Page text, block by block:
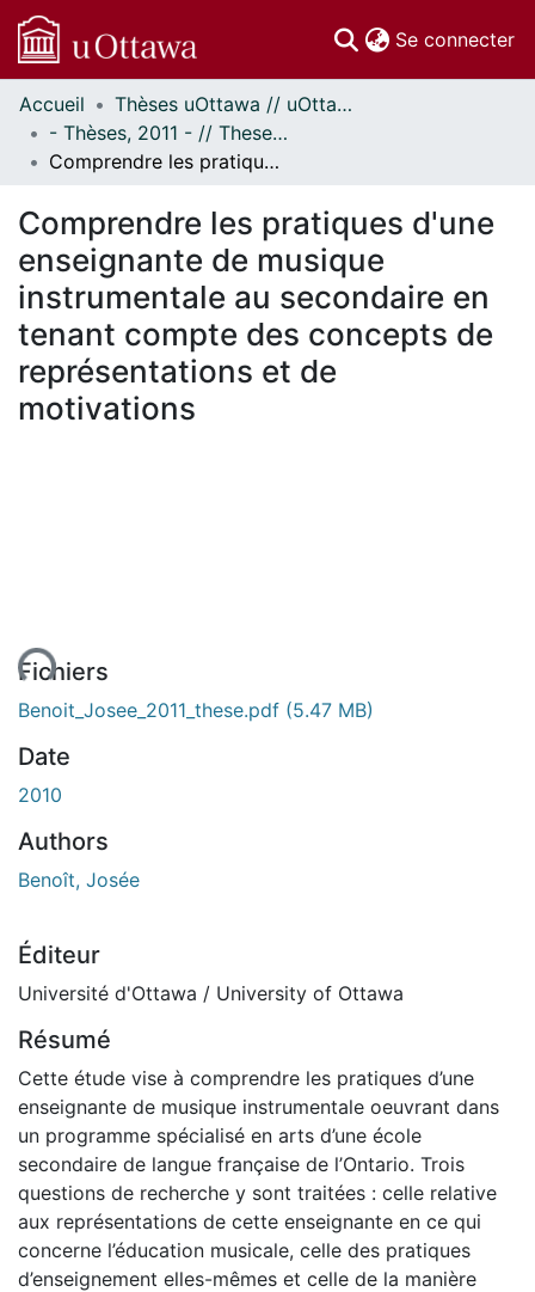
Se connecter
Communautés
et collections
Parcourir
À propos
Accueil
Thèses uOttawa // uOttawa Theses
- Thèses, 2011 - // Theses, 2011 -
Comprendre les pratiques d'une enseignante de musique instrumentale au secondaire en tenant compte des concepts de représentations et de motivations
Comprendre les pratiques d'une
enseignante de musique
instrumentale au secondaire en
tenant compte des concepts de
représentations et de
motivations
Fichiers
Benoit_Josee_2011_these.pdf (5.47 MB)
Date
2010
Authors
Benoît, Josée
Éditeur
Université d'Ottawa / University of Ottawa
Résumé
Cette étude vise à comprendre les pratiques d’une
enseignante de musique instrumentale oeuvrant dans
un programme spécialisé en arts d’une école
secondaire de langue française de l’Ontario. Trois
questions de recherche y sont traitées : celle relative
aux représentations de cette enseignante en ce qui
concerne l’éducation musicale, celle des pratiques
d’enseignement elles-mêmes et celle de la manière